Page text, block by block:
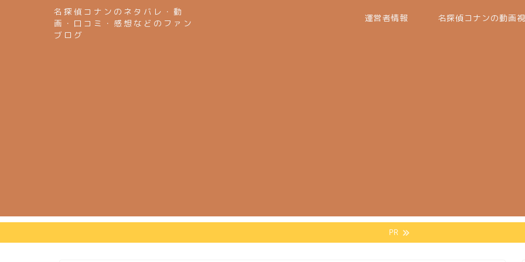
名探偵コナンのネタバレ・動
画・口コミ・感想などのファン
ブログ
運営者情報 名探偵コナンの動画
PR